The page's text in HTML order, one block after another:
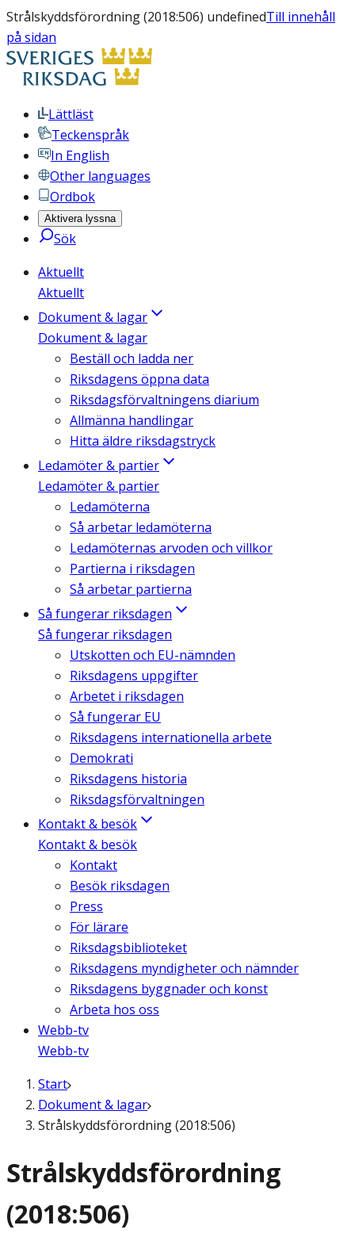
Strålskyddsförordning (2018:506) undefinedTill innehåll
på sidan
Lättläst
Teckenspråk
In English
Other languages
Ordbok
Aktivera lyssna
Sök
Aktuellt
Aktuellt
Dokument & lagar
Dokument & lagar
Beställ och ladda ner
Riksdagens öppna data
Riksdagsförvaltningens diarium
Allmänna handlingar
Hitta äldre riksdagstryck
Ledamöter & partier
Ledamöter & partier
Ledamöterna
Så arbetar ledamöterna
Ledamöternas arvoden och villkor
Partierna i riksdagen
Så arbetar partierna
Så fungerar riksdagen
Så fungerar riksdagen
Utskotten och EU-nämnden
Riksdagens uppgifter
Arbetet i riksdagen
Så fungerar EU
Riksdagens internationella arbete
Demokrati
Riksdagens historia
Riksdagsförvaltningen
Kontakt & besök
Kontakt & besök
Kontakt
Besök riksdagen
Press
För lärare
Riksdagsbiblioteket
Riksdagens myndigheter och nämnder
Riksdagens byggnader och konst
Arbeta hos oss
Webb-tv
Webb-tv
Start
Dokument & lagar
Strålskyddsförordning (2018:506)
Strålskyddsförordning
(2018:506)